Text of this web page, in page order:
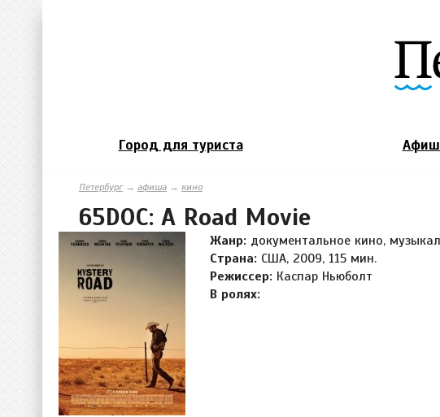
Город для туриста
Петербург→ афиша → кино
65DOC: A Road Movie
Жанр: документальное кино,
Страна: США, 2009, 115 мин.
Режиссер: Каспар Ньюболт
В ролях: